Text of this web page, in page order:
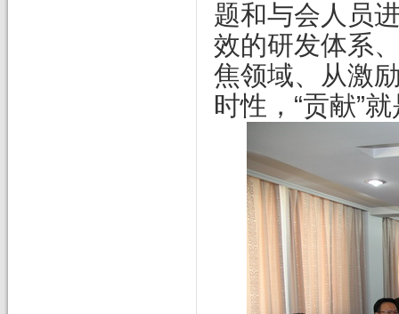
题和与会人员
效的研发体系
焦领域、从激
时性， “贡献”就